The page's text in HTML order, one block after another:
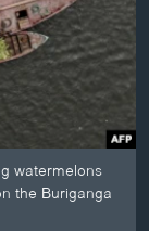
watermelons
the Buriganga